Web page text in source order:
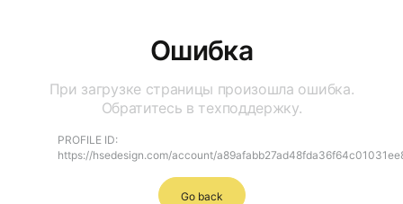
Ошибка
При загрузке страницы произошла ошибка.
Обратитесь в техподдержку.
PROFILE ID:
https://hsedesign.com/account/
Go back